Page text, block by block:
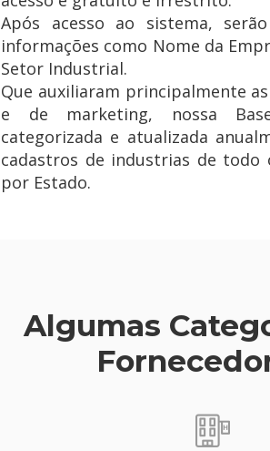
Após acesso ao sistema,
informações como Nome da
Setor Industrial.
Que auxiliaram principalmente
e de marketing, nossa
categorizada e atualizada
cadastros de industrias de todo
por Estado.
Algumas